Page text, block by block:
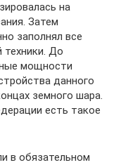
на
Затем
заполнял все
техники. До
мощности
данного
земного шара.
есть такое
в обязательном